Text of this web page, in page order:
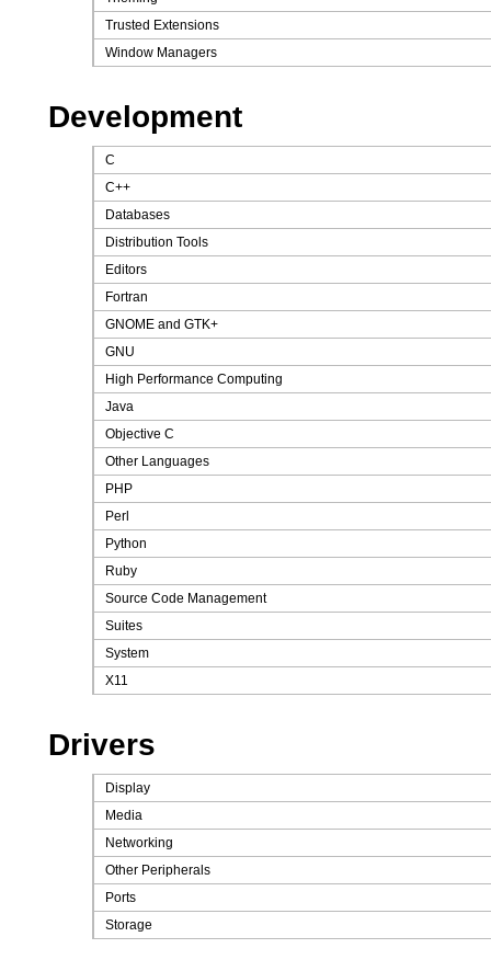
Trusted Extensions
Window Managers
Development
C
C++
Databases
Distribution Tools
Editors
Fortran
GNOME and GTK+
GNU
High Performance Computing
Java
Objective C
Other Languages
PHP
Perl
Python
Ruby
Source Code Management
Suites
System
X11
Drivers
Display
Media
Networking
Other Peripherals
Ports
Storage